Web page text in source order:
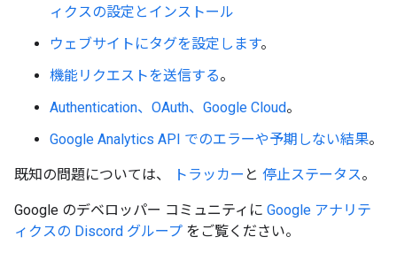
ィクスの設定とインストール
ウェブサイトにタグを設定します。
機能リクエストを送信する。
Authentication、OAuth、Google Cloud。
Google Analytics API でのエラーや予期しない結果。
既知の問題については、 トラッカー と 停止ステータス。
Google のデベロッパー コミュニティに Google アナリテ
ィクスの Discord グループ をご覧ください。